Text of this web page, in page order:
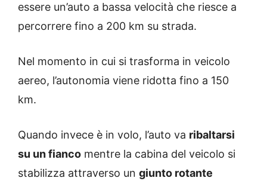
essere un’auto a bassa velocità che riesce a
percorrere fino a 200 km su strada.
Nel momento in cui si trasforma in veicolo
aereo, l’autonomia viene ridotta fino a 150
km.
Quando invece è in volo, l’auto va ribaltarsi
su un fianco mentre la cabina del veicolo si
stabilizza attraverso un giunto rotante